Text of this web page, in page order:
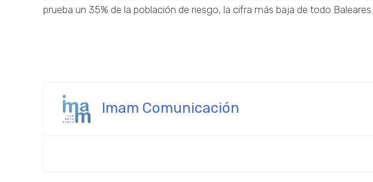
prueba un 35% de la población de riesgo, la cifra más baja de todo Baleares.
Imam Comunicación